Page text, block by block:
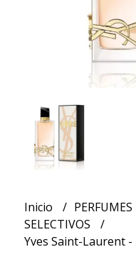
Inicio PERFUMES
SELECTIVOS
Yves Saint-Laurent